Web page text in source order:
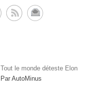
Tout le monde déteste Elon
Par AutoMinus